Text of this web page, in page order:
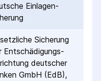
Einlagen­
Sicherung
Entschädigungs­
deutscher
GmbH (EdB),